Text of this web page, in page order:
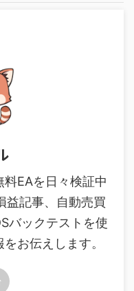
EAを日々検証中
益記事、自動売買
バックテストを使
お伝えします。